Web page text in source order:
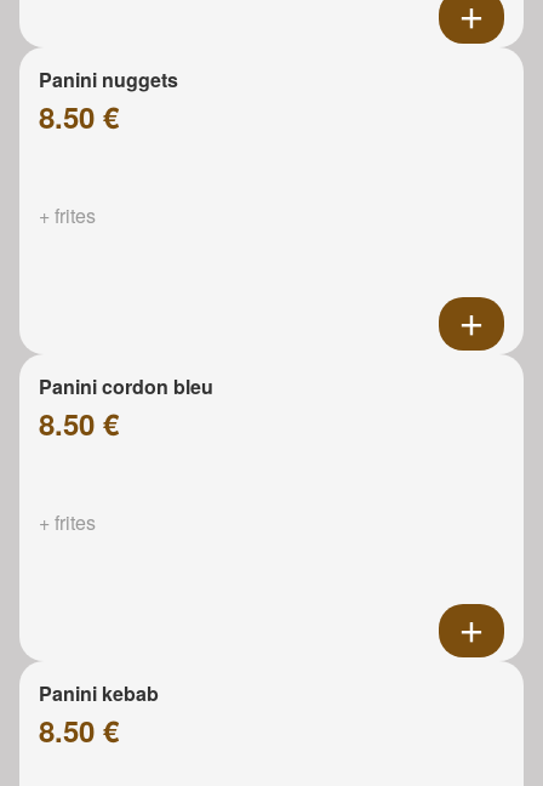
Panini nuggets
8.50 €
+ frites
Panini cordon bleu
8.50 €
+ frites
Panini kebab
8.50 €